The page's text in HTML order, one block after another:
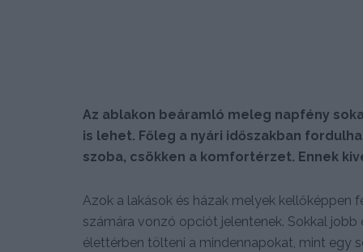
Az ablakon beáramló meleg napfény
is lehet. Főleg a nyári időszakban
szoba, csökken a komfortérzet. Ennek
Azok a lakások és házak melyek kellőképpen
számára vonzó opciót jelentenek. Sokkal
élettérben tölteni a mindennapokat, mint egy